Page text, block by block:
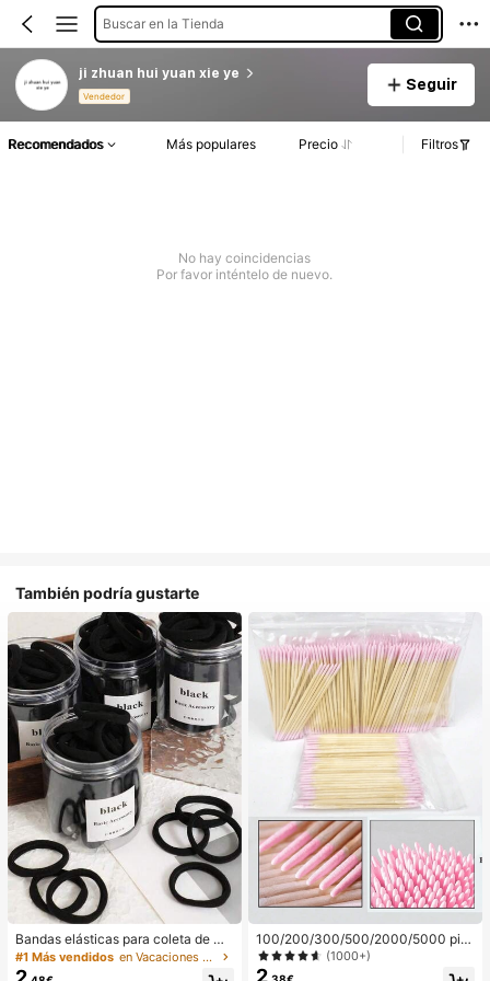
Buscar en la Tienda
ji zhuan hui yuan xie ye
Vendedor
Seguir
Recomendados Más populares Precio Filtros
No hay coincidencias
Por favor inténtelo de nuevo.
También podría gustarte
Bandas elásticas para coleta de mu
jer, bandas para el cabello, accesori
os para el cabello, bandas deportiv
#1 Más vendidos en Vacaciones Aparatos de baño
100/200/300/500/2000/5000 pie
zas/20 piezas Palitos aplicadores d
e esmalte de uñas de doble extrem
(1000+)